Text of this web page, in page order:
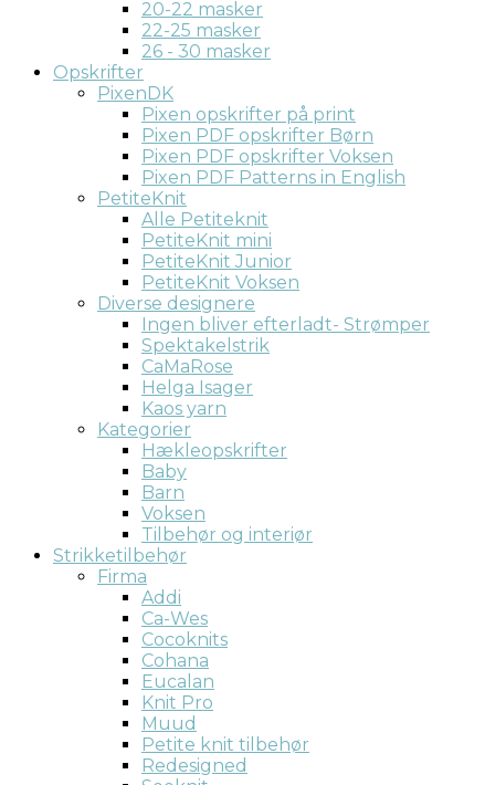
20-22 masker
22-25 masker
26 - 30 masker
Opskrifter
PixenDK
Pixen opskrifter på print
Pixen PDF opskrifter Børn
Pixen PDF opskrifter Voksen
Pixen PDF Patterns in English
PetiteKnit
Alle Petiteknit
PetiteKnit mini
PetiteKnit Junior
PetiteKnit Voksen
Diverse designere
Ingen bliver efterladt- Strømper
Spektakelstrik
CaMaRose
Helga Isager
Kaos yarn
Kategorier
Hækleopskrifter
Baby
Barn
Voksen
Tilbehør og interiør
Strikketilbehør
Firma
Addi
Ca-Wes
Cocoknits
Cohana
Eucalan
Knit Pro
Muud
Petite knit tilbehør
Redesigned